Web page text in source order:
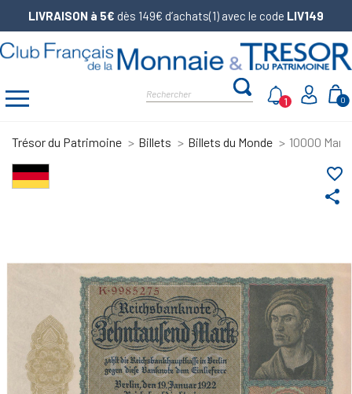
LIVRAISON à 5€ dès 149€ d’achats(1) avec le code LIV149
0
1
Trésor du Patrimoine Billets Billets du Monde 10000
share
favorite_border